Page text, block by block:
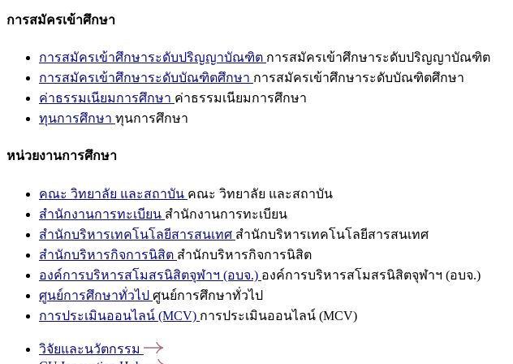
การสมัครเข้าศึกษา
การสมัครเข้าศึกษาระดับปริญญาบัณฑิต การสมัครเข้าศึกษาระดับปริญญาบัณฑิต
การสมัครเข้าศึกษาระดับบัณฑิตศึกษา การสมัครเข้าศึกษาระดับบัณฑิตศึกษา
ค่าธรรมเนียมการศึกษา ค่าธรรมเนียมการศึกษา
ทุนการศึกษา ทุนการศึกษา
หน่วยงานการศึกษา
คณะ วิทยาลัย และสถาบัน คณะ วิทยาลัย และสถาบัน
สำนักงานการทะเบียน สำนักงานการทะเบียน
สำนักบริหารเทคโนโลยีสารสนเทศ สำนักบริหารเทคโนโลยีสารสนเทศ
สำนักบริหารกิจการนิสิต สำนักบริหารกิจการนิสิต
องค์การบริหารสโมสรนิสิตจุฬาฯ (อบจ.) องค์การบริหารสโมสรนิสิตจุฬาฯ (อบจ.)
ศูนย์การศึกษาทั่วไป ศูนย์การศึกษาทั่วไป
การประเมินออนไลน์ (MCV) การประเมินออนไลน์ (MCV)
วิจัยและนวัตกรรม